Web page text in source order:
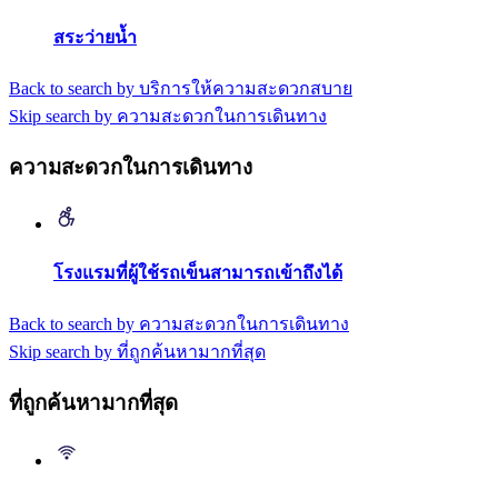
สระว่ายน้ำ
Back to search by บริการให้ความสะดวกสบาย
Skip search by ความสะดวกในการเดินทาง
ความสะดวกในการเดินทาง
โรงแรมที่ผู้ใช้รถเข็นสามารถเข้าถึงได้
Back to search by ความสะดวกในการเดินทาง
Skip search by ที่ถูกค้นหามากที่สุด
ที่ถูกค้นหามากที่สุด